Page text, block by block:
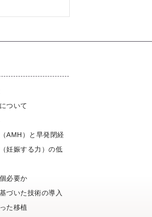
ついて
AMH）と早発閉経
妊娠する力）の低
必要か
づいた技術の導入
た移植